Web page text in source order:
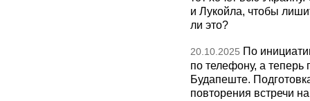
и Лукойла, чтобы
ли это?
20.10.2025 По
по телефону, а теперь
Будапеште.
повторения встречи